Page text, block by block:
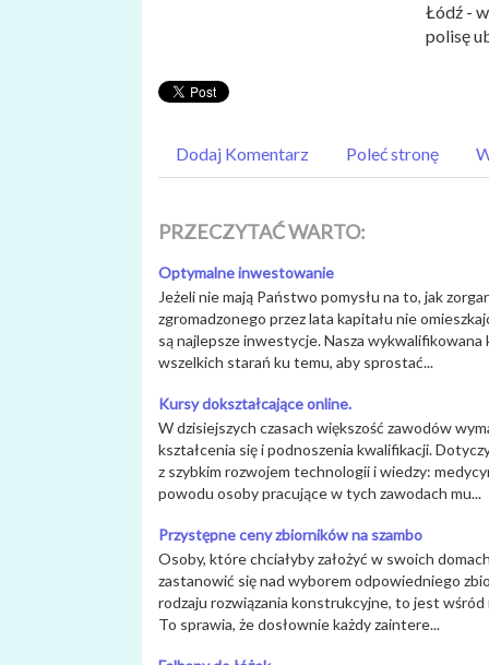
Łódź -
polisę
Dodaj Komentarz Poleć stronę
PRZECZYTAĆ WARTO:
Optymalne inwestowanie
Jeżeli nie mają Państwo pomysłu na to, jak
zgromadzonego przez lata kapitału nie
są najlepsze inwestycje. Nasza wykwalifikowana
wszelkich starań ku temu, aby sprostać...
Kursy dokształcające online.
W dzisiejszych czasach większość zawodów
kształcenia się i podnoszenia kwalifikacji.
z szybkim rozwojem technologii i wiedzy:
powodu osoby pracujące w tych zawodach mu...
Przystępne ceny zbiorników na szambo
Osoby, które chciałyby założyć w swoich
zastanowić się nad wyborem odpowiedniego
rodzaju rozwiązania konstrukcyjne, to jest
To sprawia, że dosłownie każdy zaintere...